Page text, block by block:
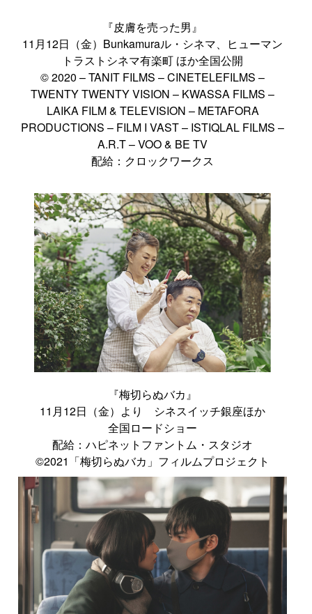
『皮膚を売った男』
11月12日（金）Bunkamuraル・シネマ、ヒューマン
トラストシネマ有楽町 ほか全国公開
© 2020 – TANIT FILMS – CINETELEFILMS –
TWENTY TWENTY VISION – KWASSA FILMS –
LAIKA FILM & TELEVISION – METAFORA
PRODUCTIONS – FILM I VAST – ISTIQLAL FILMS –
A.R.T – VOO & BE TV
配給：クロックワークス
『梅切らぬバカ』
11月12日（金）より シネスイッチ銀座ほか
全国ロードショー
配給：ハピネットファントム・スタジオ
©2021「梅切らぬバカ」フィルムプロジェクト